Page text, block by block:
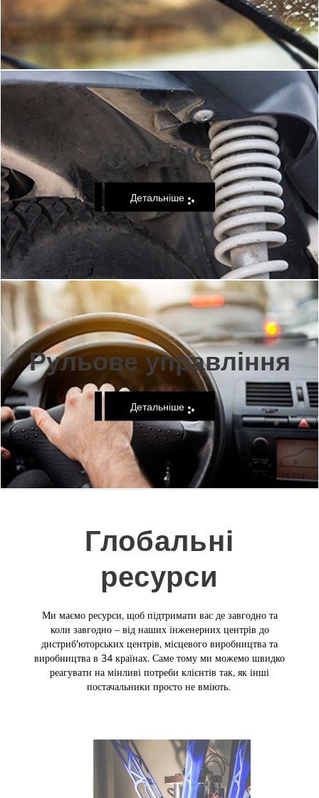
Підвіска
Детальніше
Рульове управління
Детальніше
Глобальні
ресурси
Ми маємо ресурси, щоб підтримати вас де завгодно та
коли завгодно – від наших інженерних центрів до
дистриб'юторських центрів, місцевого виробництва та
виробництва в 34 країнах. Саме тому ми можемо швидко
реагувати на мінливі потреби клієнтів так, як інші
постачальники просто не вміють.